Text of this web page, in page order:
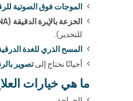
الموجات فوق الصوتية
الخزعة بالإبرة الدقيقة (FNA):
للتخدير).
المسح الذري للغدة
أحيانًا نحتاج إلىتصوير
ما هي خيارات